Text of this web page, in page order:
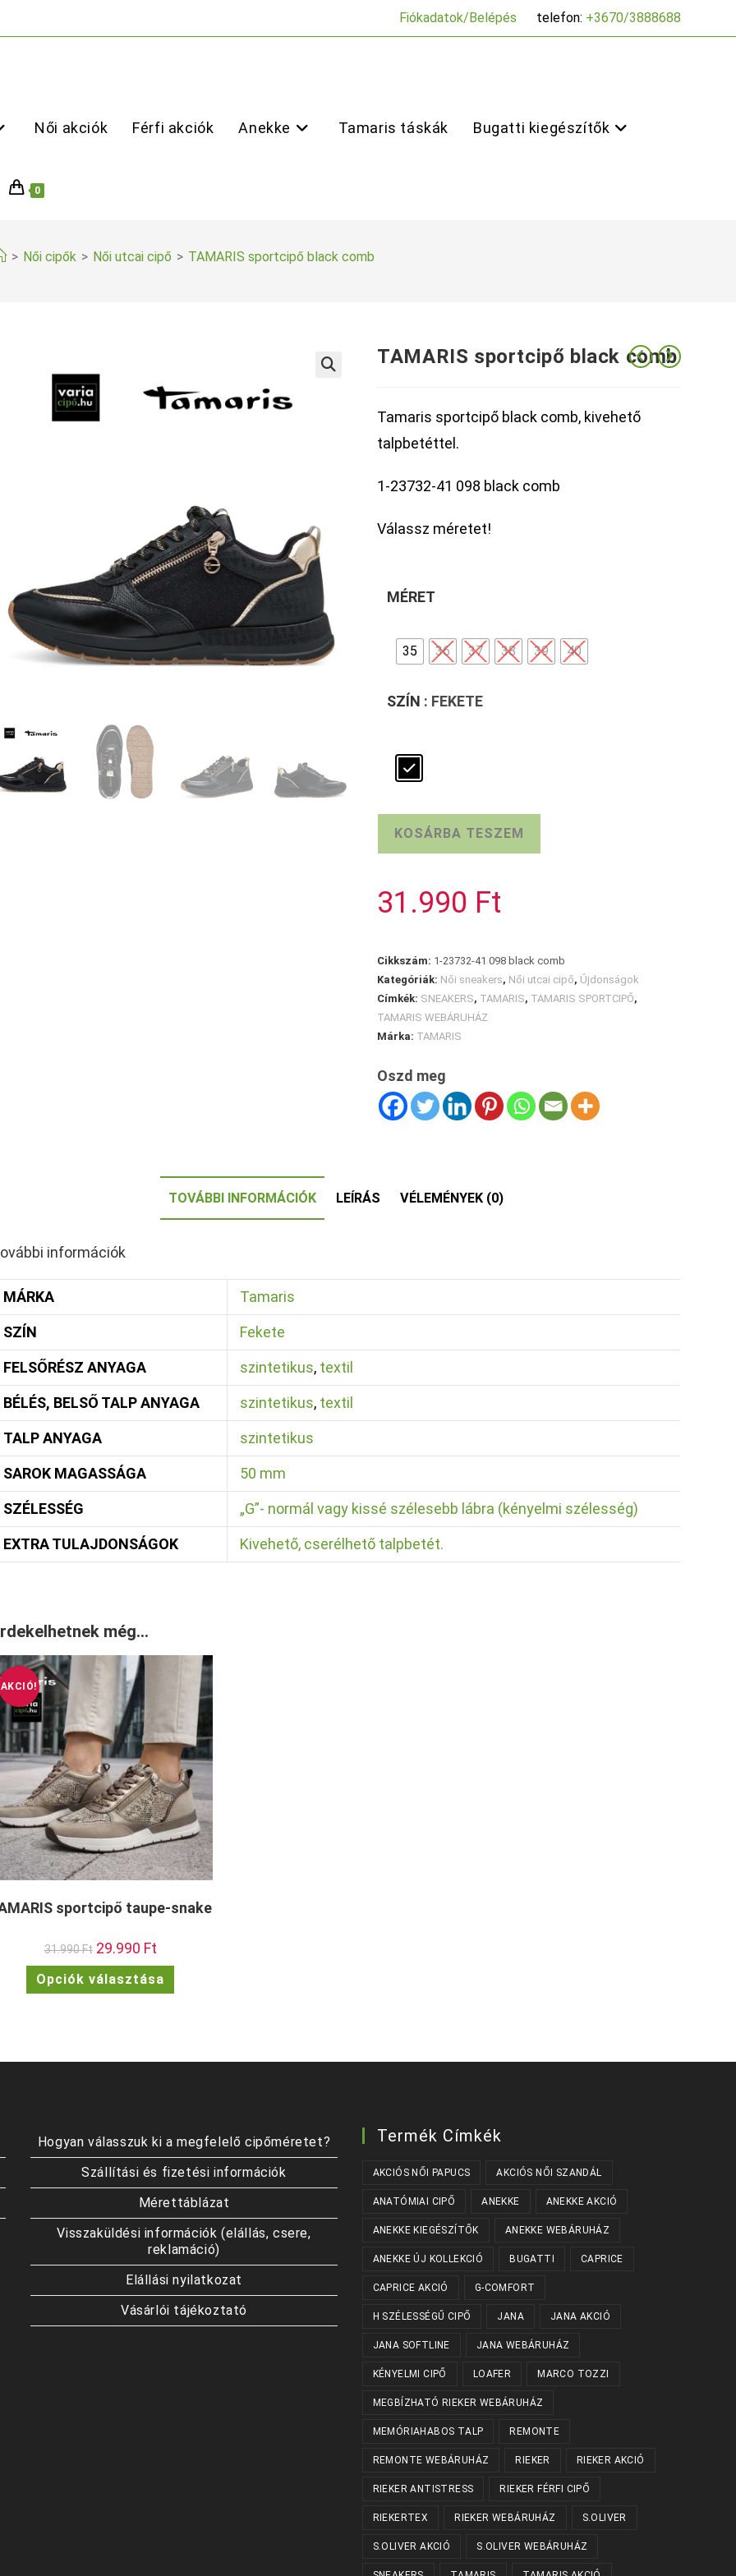
Fiókadatok/Belépés telefon: +3670/3888688
Női akciók Férfi akciók Anekke Tamaris táskák Bugatti kiegészítők
0
> Női cipők > Női utcai cipő > TAMARIS sportcipő black comb
TAMARIS sportcipő black comb
Tamaris sportcipő black comb, kivehető
talpbetéttel.
1-23732-41 098 black comb
Válassz méretet!
MÉRET
35 36 37 38 39 40
SZÍN : FEKETE
mennyiség
KOSÁRBA TESZEM
31.990 Ft
Cikkszám: 1-23732-41 098 black comb
Kategóriák: Női sneakers, Női utcai cipő, Újdonságok
Címkék: SNEAKERS, TAMARIS, TAMARIS SPORTCIPŐ,
TAMARIS WEBÁRUHÁZ
Márka: TAMARIS
Oszd meg
TOVÁBBI INFORMÁCIÓK LEÍRÁS VÉLEMÉNYEK (0)
információk
MÁRKA Tamaris
SZÍN Fekete
FELSŐRÉSZ ANYAGA szintetikus, textil
BÉLÉS, BELSŐ TALP ANYAGA szintetikus, textil
TALP ANYAGA szintetikus
SAROK MAGASSÁGA 50 mm
SZÉLESSÉG „G”- normál vagy kissé szélesebb lábra (kényelmi szélesség)
EXTRA TULAJDONSÁGOK Kivehető, cserélhető talpbetét.
még…
AKCIÓ!
sportcipő taupe-snake
31.990Ft Original
price
was:
31.990 Ft.
29.990 FtCurrent
price
is:
29.990 Ft.
Opciók választása
terméknek
a
Hogyan válasszuk ki a megfelelő cipőméretet?
Szállítási és fizetési információk
Mérettáblázat
Visszaküldési információk (elállás, csere,
reklamáció)
Elállási nyilatkozat
Vásárlói tájékoztató
Termék Címkék
AKCIÓS NŐI PAPUCS AKCIÓS NŐI SZANDÁL
ANATÓMIAI CIPŐ ANEKKE ANEKKE AKCIÓ
ANEKKE KIEGÉSZÍTŐK ANEKKE WEBÁRUHÁZ
ANEKKE ÚJ KOLLEKCIÓ BUGATTI CAPRICE
CAPRICE AKCIÓ G-COMFORT
H SZÉLESSÉGŰ CIPŐ JANA JANA AKCIÓ
JANA SOFTLINE JANA WEBÁRUHÁZ
KÉNYELMI CIPŐ LOAFER MARCO TOZZI
MEGBÍZHATÓ RIEKER WEBÁRUHÁZ
MEMÓRIAHABOS TALP REMONTE
REMONTE WEBÁRUHÁZ RIEKER RIEKER AKCIÓ
RIEKER ANTISTRESS RIEKER FÉRFI CIPŐ
RIEKERTEX RIEKER WEBÁRUHÁZ S.OLIVER
S.OLIVER AKCIÓ S.OLIVER WEBÁRUHÁZ